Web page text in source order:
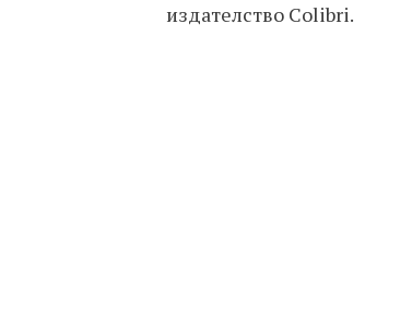
издателство Colibri.